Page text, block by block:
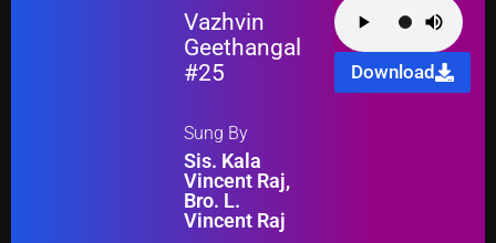
Vazhvin
Geethangal
#25
Sung By
Sis. Kala
Vincent Raj,
Bro. L.
Vincent Raj
Download